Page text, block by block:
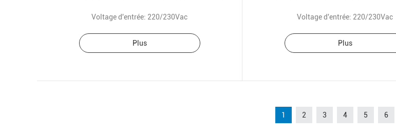
Voltage d'entrée: 220/230Vac
Plus
Voltage d'entrée: 220/230Vac
Plus
1 2 3 4 5 6